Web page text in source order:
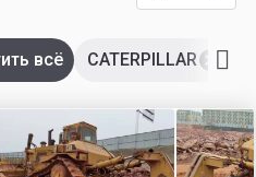
CATERPILLAR
всё